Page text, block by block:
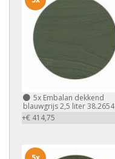
5x Embalan dekkend
blauwgrijs 2,5 liter 38.2654
+€ 414,75